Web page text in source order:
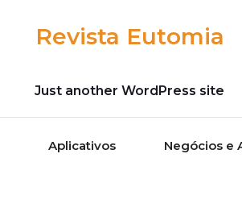
Revista Eutomia
Just another WordPress site
Aplicativos Negócios e